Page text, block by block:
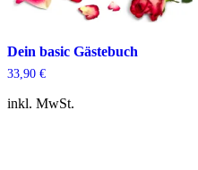
Dein basic Gästebuch
33,90 €
inkl. MwSt.